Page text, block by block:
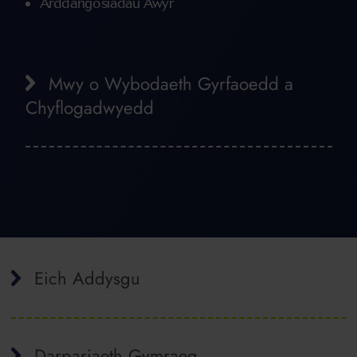
Mwy o Wybodaeth Gyrfaoedd a
Chyflogadwyedd
Eich Addysgu